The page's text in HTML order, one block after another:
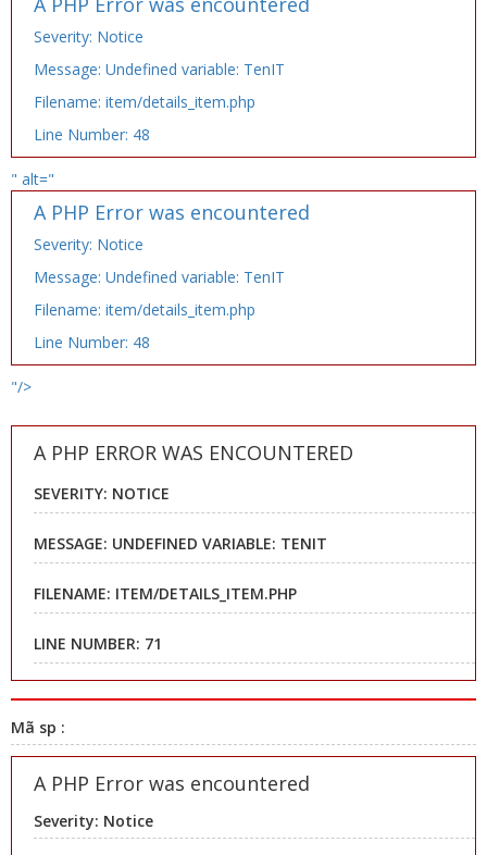
Severity: Notice
Message: Undefined variable: TenIT
Filename: item/details_item.php
Line Number: 48
" alt="
A PHP Error was encountered
Severity: Notice
Message: Undefined variable: TenIT
Filename: item/details_item.php
Line Number: 48
"/>
A PHP ERROR WAS ENCOUNTERED
SEVERITY: NOTICE
MESSAGE: UNDEFINED VARIABLE: TENIT
FILENAME: ITEM/DETAILS_ITEM.PHP
LINE NUMBER: 71
Mã sp :
A PHP Error was encountered
Severity: Notice